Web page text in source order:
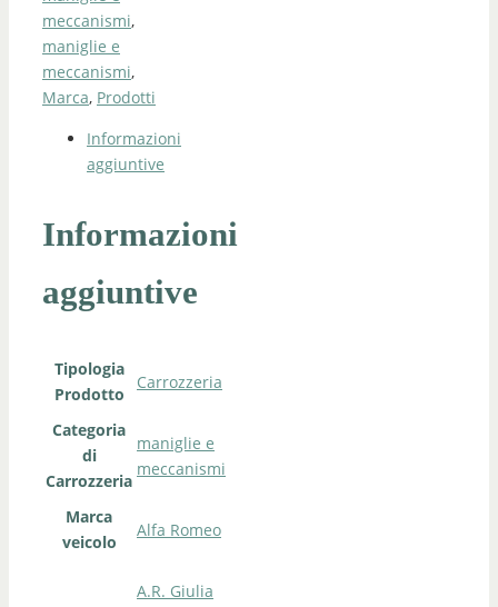
meccanismi,
maniglie e
meccanismi,
Marca, Prodotti
Informazioni
aggiuntive
Informazioni
aggiuntive
Tipologia
Prodotto
Carrozzeria
Categoria
di
Carrozzeria
maniglie e
meccanismi
Marca
veicolo
Alfa Romeo
A.R. Giulia